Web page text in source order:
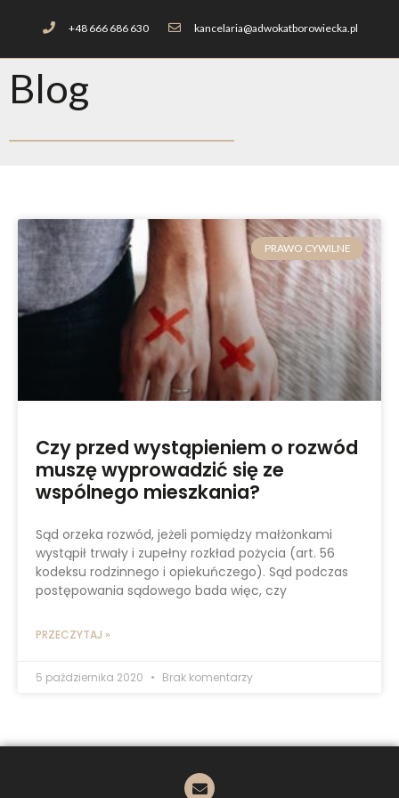
+48 666 686 630 kancelaria@adwokatborowiecka.pl
Blog
PRAWO CYWILNE
Czy przed wystąpieniem o rozwód
muszę wyprowadzić się ze
wspólnego mieszkania?
Sąd orzeka rozwód, jeżeli pomiędzy małżonkami
wystąpił trwały i zupełny rozkład pożycia (art. 56
kodeksu rodzinnego i opiekuńczego). Sąd podczas
postępowania sądowego bada więc, czy
PRZECZYTAJ »
5 października 2020 Brak komentarzy